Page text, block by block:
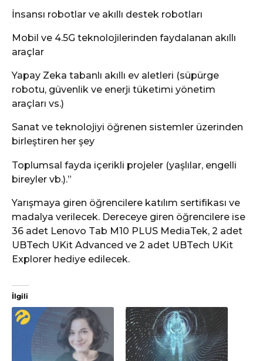
İnsansı robotlar ve akıllı destek robotları
Mobil ve 4.5G teknolojilerinden faydalanan akıllı
araçlar
Yapay Zeka tabanlı akıllı ev aletleri (süpürge
robotu, güvenlik ve enerji tüketimi yönetim
araçları vs.)
Sanat ve teknolojiyi öğrenen sistemler üzerinden
birleştiren her şey
Toplumsal fayda içerikli projeler (yaşlılar, engelli
bireyler vb.).”
Yarışmaya giren öğrencilere katılım sertifikası ve
madalya verilecek. Dereceye giren öğrencilere ise
36 adet Lenovo Tab M10 PLUS MediaTek, 2 adet
UBTech UKit Advanced ve 2 adet UBTech UKit
Explorer hediye edilecek.
İlgili